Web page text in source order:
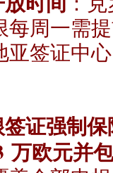
每周一需
亚签证中心
签证强制
万欧元并